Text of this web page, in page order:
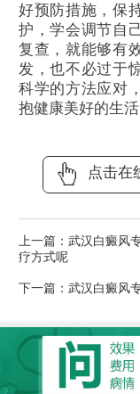
好预防措施，保
护，学会调节自
复查，就能够有
发，也不必过于
科学的方法应对
抱健康美好的生活
点击在
上一篇： 武汉白癜风
疗方式呢
下一篇： 武汉白癜风